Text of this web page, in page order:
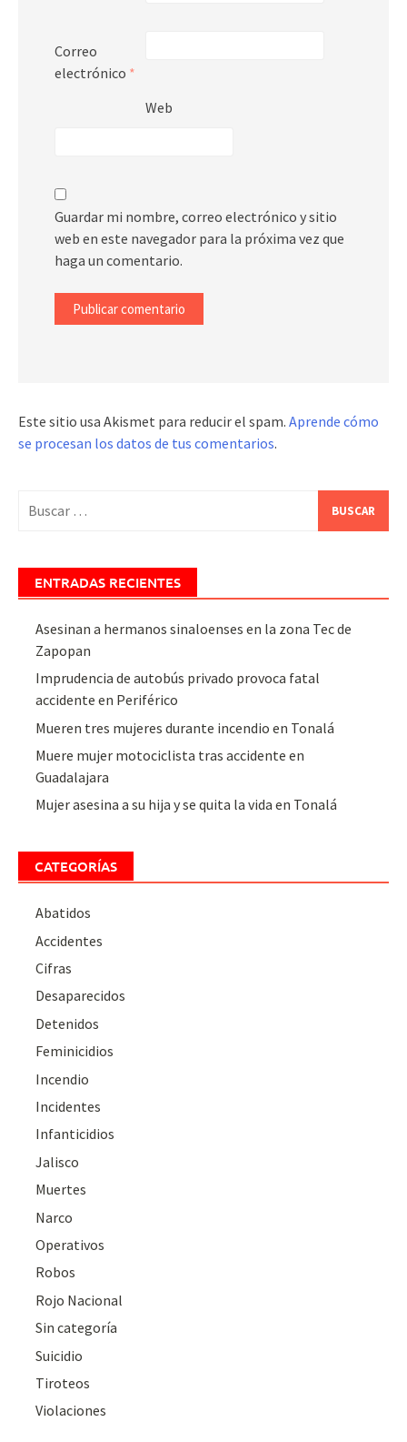
Correo
electrónico *
Web
Guardar mi nombre, correo electrónico y sitio
web en este navegador para la próxima vez que
haga un comentario.
Este sitio usa Akismet para reducir el spam. Aprende cómo
se procesan los datos de tus comentarios.
ENTRADAS RECIENTES
Asesinan a hermanos sinaloenses en la zona Tec de
Zapopan
Imprudencia de autobús privado provoca fatal
accidente en Periférico
Mueren tres mujeres durante incendio en Tonalá
Muere mujer motociclista tras accidente en
Guadalajara
Mujer asesina a su hija y se quita la vida en Tonalá
CATEGORÍAS
Abatidos
Accidentes
Cifras
Desaparecidos
Detenidos
Feminicidios
Incendio
Incidentes
Infanticidios
Jalisco
Muertes
Narco
Operativos
Robos
Rojo Nacional
Sin categoría
Suicidio
Tiroteos
Violaciones